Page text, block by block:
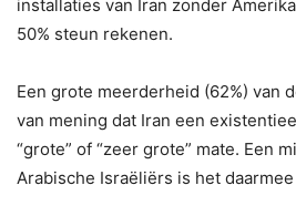
installaties van Iran zonder
50% steun rekenen.
Een grote meerderheid (62%) van
van mening dat Iran een
“grote” of “zeer grote” mate. Een
Arabische Israëliërs is het